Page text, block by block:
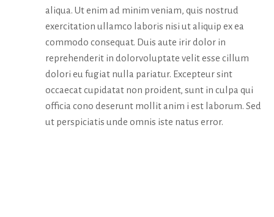
aliqua. Ut enim ad minim veniam, quis nostrud
exercitation ullamco laboris nisi ut aliquip ex ea
commodo consequat. Duis aute irir dolor in
reprehenderit in dolorvoluptate velit esse cillum
dolori eu fugiat nulla pariatur. Excepteur sint
occaecat cupidatat non proident, sunt in culpa qui
officia cono deserunt mollit anim i est laborum. Sed
ut perspiciatis unde omnis iste natus error.